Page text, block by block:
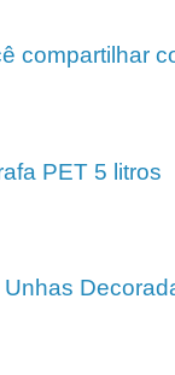
compartilhar
PET 5 litros